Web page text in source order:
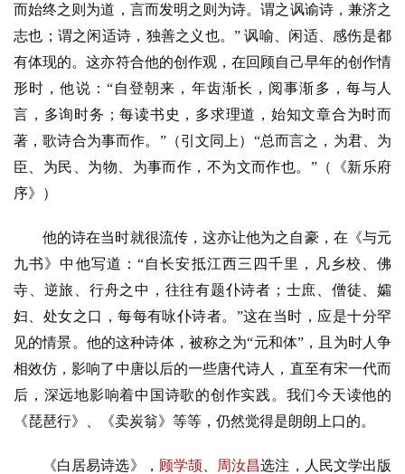
文
化
生
活
情
感
旅
游
育
儿
娱
乐
而始终之则为道，言而发明之则为诗。谓之讽谕诗，兼济之
志也；谓之闲适诗，独善之义也。” 讽喻、闲适、感伤是都
有体现的。这亦符合他的创作观，在回顾自己早年的创作情
形时，他说：“自登朝来，年齿渐长，阅事渐多，每与人
言，多询时务；每读书史，多求理道，始知文章合为时而
著，歌诗合为事而作。”（引文同上）“总而言之，为君、为
臣、为民、为物、为事而作，不为文而作也。”（《新乐府
序》）
他的诗在当时就很流传，这亦让他为之自豪，在《与元
九书》中他写道：“自长安抵江西三四千里，凡乡校、佛
寺、逆旅、行舟之中，往往有题仆诗者；士庶、僧徒、孀
妇、处女之口，每每有咏仆诗者。”这在当时，应是十分罕
见的情景。他的这种诗体，被称之为“元和体”，且为时人争
相效仿，影响了中唐以后的一些唐代诗人，直至有宋一代而
后，深远地影响着中国诗歌的创作实践。我们今天读他的
《琵琶行》、《卖炭翁》等等，仍然觉得是朗朗上口的。
《白居易诗选》， 顾学颉 周汝昌选注，人民文学出版